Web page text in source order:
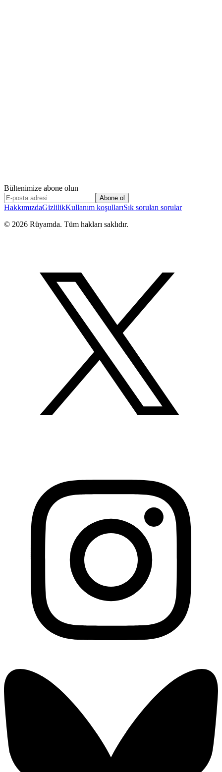
Bültenimize abone olun
Abone ol
HakkımızdaGizlilikKullanım koşullarıSık sorulan sorular
© 2026 Rüyamda. Tüm hakları saklıdır.